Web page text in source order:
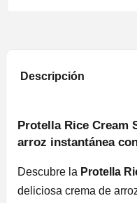
Descripción
Protella Rice Cream
arroz instantánea
Descubre la Protella
deliciosa crema de